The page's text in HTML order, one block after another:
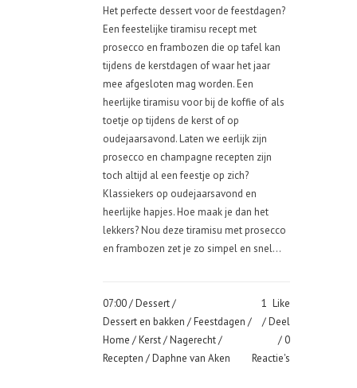
Het perfecte dessert voor de feestdagen?
Een feestelijke tiramisu recept met
prosecco en frambozen die op tafel kan
tijdens de kerstdagen of waar het jaar
mee afgesloten mag worden. Een
heerlijke tiramisu voor bij de koffie of als
toetje op tijdens de kerst of op
oudejaarsavond. Laten we eerlijk zijn
prosecco en champagne recepten zijn
toch altijd al een feestje op zich?
Klassiekers op oudejaarsavond en
heerlijke hapjes. Hoe maak je dan het
lekkers? Nou deze tiramisu met prosecco
en frambozen zet je zo simpel en snel...
07:00 /Dessert/
Dessert en bakken /Feestdagen /
Home /Kerst/Nagerecht/
Recepten / Daphne van Aken
1 Like
Deel
0
Reactie's